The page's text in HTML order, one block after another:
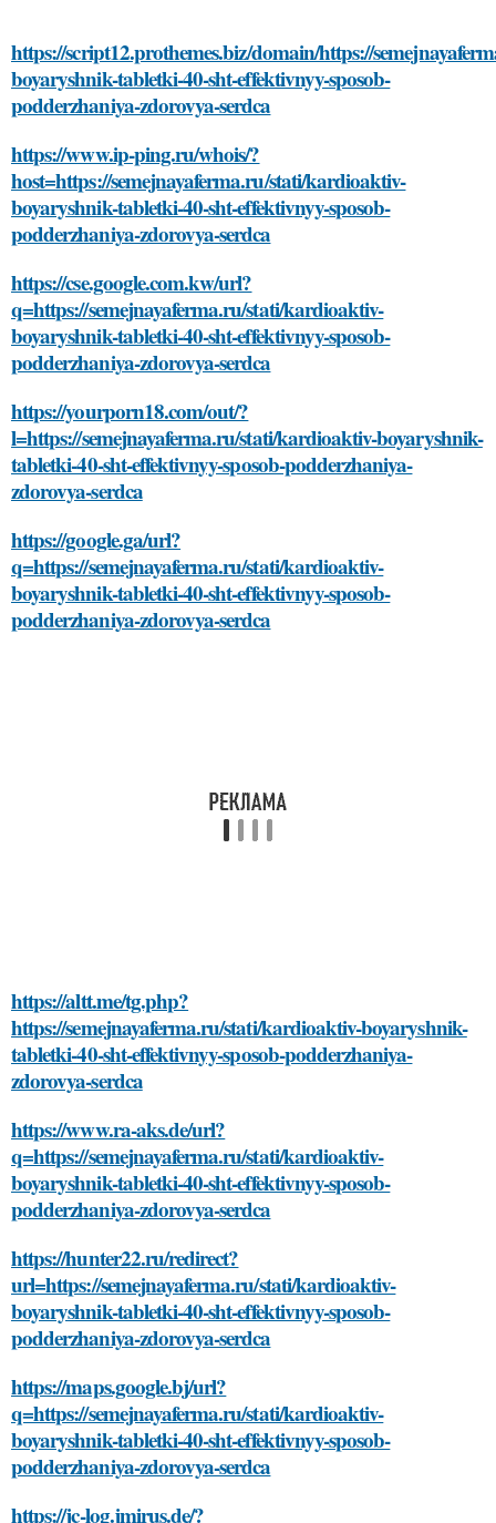
https://script12.prothemes.biz/domain/https://
boyaryshnik-tabletki-40-sht-effektivnyy-sposob-
podderzhaniya-zdorovya-serdca
https://www.ip-ping.ru/whois/?
host=https://semejnayaferma.ru/stati/kardioaktiv-
boyaryshnik-tabletki-40-sht-effektivnyy-sposob-
podderzhaniya-zdorovya-serdca
https://cse.google.com.kw/url?
q=https://semejnayaferma.ru/stati/kardioaktiv-
boyaryshnik-tabletki-40-sht-effektivnyy-sposob-
podderzhaniya-zdorovya-serdca
https://yourporn18.com/out/?
l=https://semejnayaferma.ru/stati/kardioaktiv-boyaryshnik-
tabletki-40-sht-effektivnyy-sposob-podderzhaniya-
zdorovya-serdca
https://google.ga/url?
q=https://semejnayaferma.ru/stati/kardioaktiv-
boyaryshnik-tabletki-40-sht-effektivnyy-sposob-
podderzhaniya-zdorovya-serdca
https://altt.me/tg.php?
https://semejnayaferma.ru/stati/kardioaktiv-boyaryshnik-
tabletki-40-sht-effektivnyy-sposob-podderzhaniya-
zdorovya-serdca
https://www.ra-aks.de/url?
q=https://semejnayaferma.ru/stati/kardioaktiv-
boyaryshnik-tabletki-40-sht-effektivnyy-sposob-
podderzhaniya-zdorovya-serdca
https://hunter22.ru/redirect?
url=https://semejnayaferma.ru/stati/kardioaktiv-
boyaryshnik-tabletki-40-sht-effektivnyy-sposob-
podderzhaniya-zdorovya-serdca
https://maps.google.bj/url?
q=https://semejnayaferma.ru/stati/kardioaktiv-
boyaryshnik-tabletki-40-sht-effektivnyy-sposob-
podderzhaniya-zdorovya-serdca
https://jc-log.jmirus.de/?